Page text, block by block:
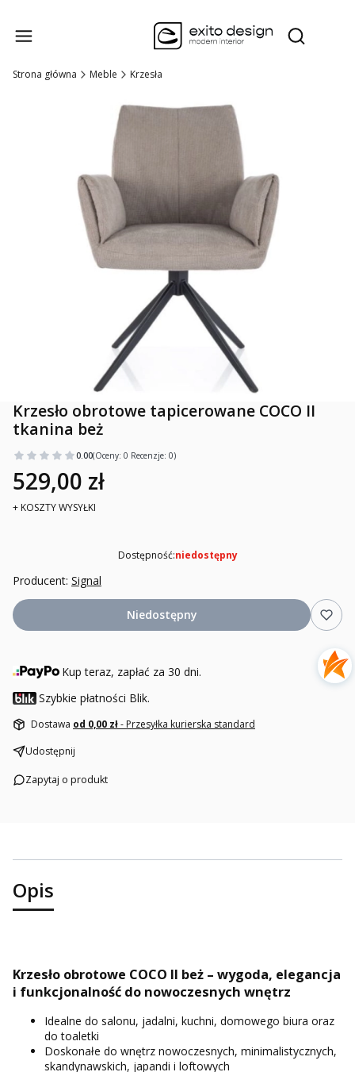
Otwórz
Strona główna Meble Krzesła
Krzesło obrotowe tapicerowane COCO II
tkanina beż
0.00(Oceny: 0 Recenzje: 0)
529,00 zł
+ KOSZTY WYSYŁKI
Dostępność:niedostępny
Producent: Signal
Niedostępny
Kup teraz, zapłać za 30 dni.
Szybkie płatności Blik.
Dostawa od 0,00 zł- Przesyłka kurierska standard
Udostępnij
Zapytaj o produkt
Opis
Krzesło obrotowe COCO II beż – wygoda, elegancja
i funkcjonalność do nowoczesnych wnętrz
Idealne do salonu, jadalni, kuchni, domowego biura oraz
do toaletki
Doskonałe do wnętrz nowoczesnych, minimalistycznych,
skandynawskich, japandi i loftowych